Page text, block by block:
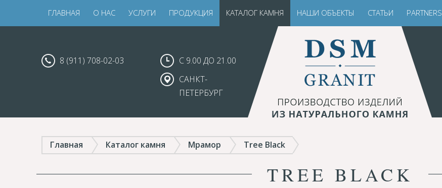
ГЛАВНАЯ О НАС УСЛУГИ ПРОДУКЦИЯ КАТАЛОГ КАМНЯ НАШИ ОБЪЕКТЫ СТАТЬИ PARTNERS
8 (911) 708-02-03
С 9.00 ДО 21.00
САНКТ-
ПЕТЕРБУРГ
Главная Каталог камня Мрамор Tree Black
TREE BLACK